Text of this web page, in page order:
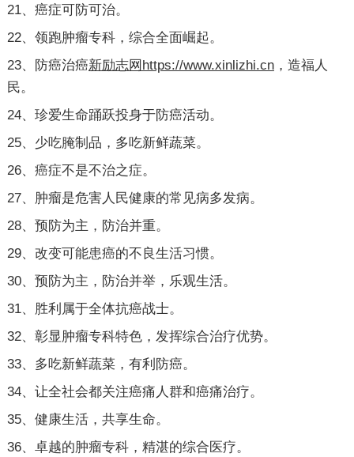
21、癌症可防可治。
22、领跑肿瘤专科，综合全面崛起。
23、防癌治癌新励志网https://www.xinlizhi.cn，造福人
民。
24、珍爱生命踊跃投身于防癌活动。
25、少吃腌制品，多吃新鲜蔬菜。
26、癌症不是不治之症。
27、肿瘤是危害人民健康的常见病多发病。
28、预防为主，防治并重。
29、改变可能患癌的不良生活习惯。
30、预防为主，防治并举，乐观生活。
31、胜利属于全体抗癌战士。
32、彰显肿瘤专科特色，发挥综合治疗优势。
33、多吃新鲜蔬菜，有利防癌。
34、让全社会都关注癌痛人群和癌痛治疗。
35、健康生活，共享生命。
36、卓越的肿瘤专科，精湛的综合医疗。